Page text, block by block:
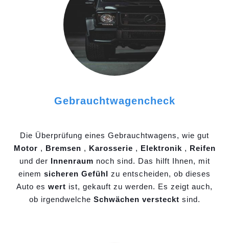
Gebrauchtwagencheck
Die Überprüfung eines Gebrauchtwagens, wie gut
Motor , Bremsen , Karosserie , Elektronik , Reifen
und der Innenraum noch sind. Das hilft Ihnen, mit
einem sicheren Gefühl zu entscheiden, ob dieses
Auto es wert ist, gekauft zu werden. Es zeigt auch,
ob irgendwelche Schwächen versteckt sind.